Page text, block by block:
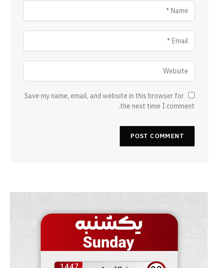
Save my name, email, and website in this browser for
the next time I comment.